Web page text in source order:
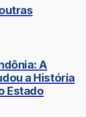
A
a História
Estado